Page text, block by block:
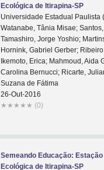
Ecológica de Itirapina-SP
Universidade Estadual Paulista
Watanabe, Tânia Misae;
Tamashiro, Jorge Yoshio;
Hornink, Gabriel Gerber;
Ikemoto, Erica; Mahmoud, Aida
Carolina Bernucci; Ricarte,
Suzana de Fátima
26-Out-2016
★ ★ ★ ★ ★ (0)
Semeando Educação:
Ecológica de Itirapina-SP